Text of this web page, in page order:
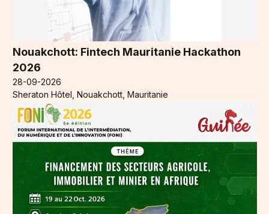
Nouakchott: Fintech Mauritanie Hackathon
2026
28-09-2026
Sheraton Hôtel, Nouakchott, Mauritanie